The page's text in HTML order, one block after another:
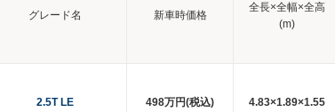
グレード名 新車時価格
全長×全幅×全高
(m)
2.5T LE 498万円(税込) 4.83×1.89×1.55